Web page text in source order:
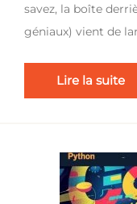
savez, la boîte
géniaux) vient de
Lire la suite